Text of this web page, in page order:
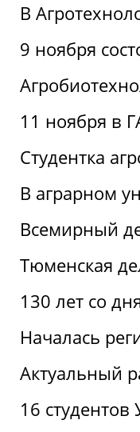
В
9 ноября
11 ноября в
Студентка
В аграрном
Всемирный
Тюменская
130 лет со
Началась
Актуальный
16 студентов